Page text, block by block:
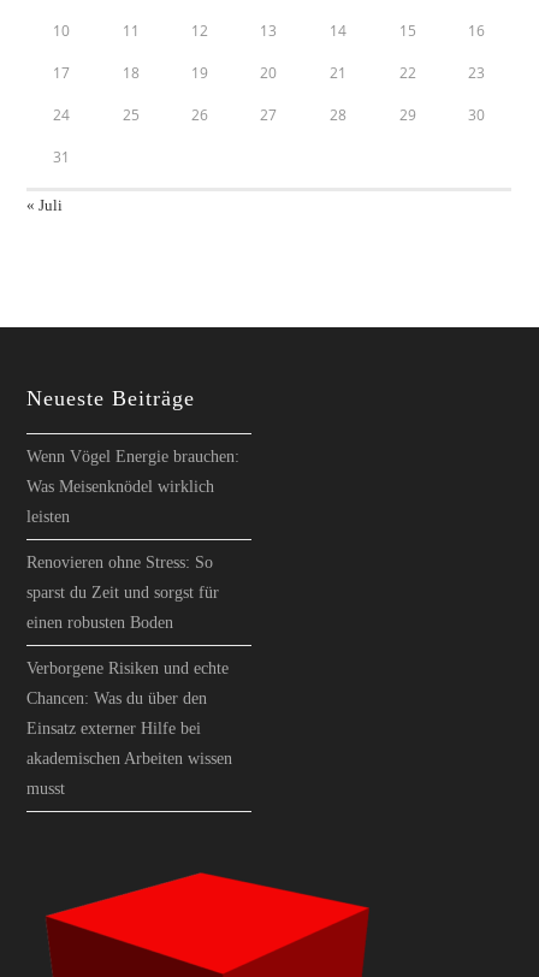
10 11 12 13 14 15 16
17 18 19 20 21 22 23
24 25 26 27 28 29 30
31
« Juli
Neueste Beiträge
Wenn Vögel Energie brauchen:
Was Meisenknödel wirklich
leisten
Renovieren ohne Stress: So
sparst du Zeit und sorgst für
einen robusten Boden
Verborgene Risiken und echte
Chancen: Was du über den
Einsatz externer Hilfe bei
akademischen Arbeiten wissen
musst